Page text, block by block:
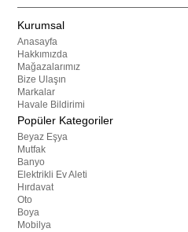
Kurumsal
Anasayfa
Hakkımızda
Mağazalarımız
Bize Ulaşın
Markalar
Havale Bildirimi
Popüler Kategoriler
Beyaz Eşya
Mutfak
Banyo
Elektrikli Ev Aleti
Hırdavat
Oto
Boya
Mobilya